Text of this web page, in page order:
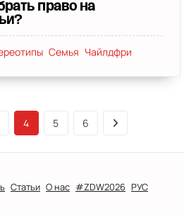
право на
Семья Чайлдфри
4 5 6
Статьи О нас #ZDW2026 РУС